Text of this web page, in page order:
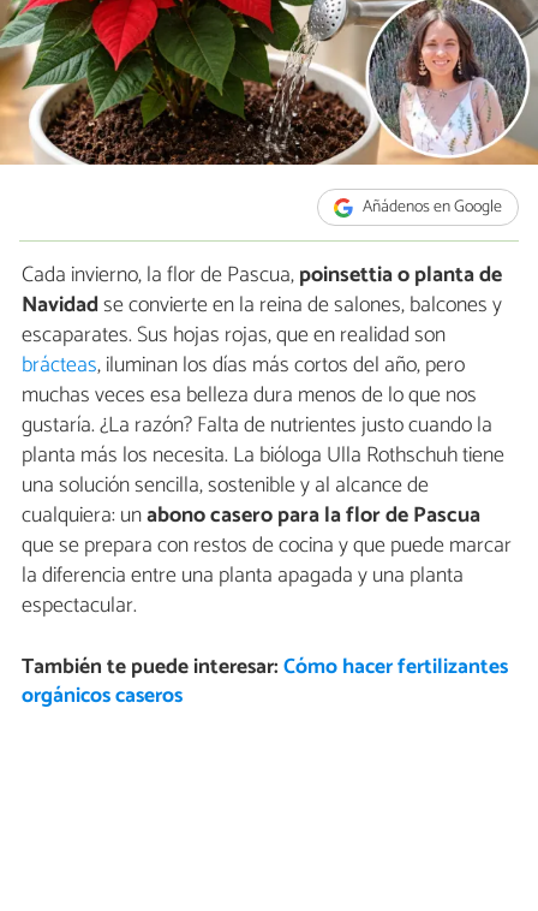
Añádenos en Google
Cada invierno, la flor de Pascua,poinsettia o planta de
Navidadse convierte en la reina de salones, balcones y
escaparates. Sus hojas rojas, que en realidad son
brácteas, iluminan los días más cortos del año, pero
muchas veces esa belleza dura menos de lo que nos
gustaría. ¿La razón? Falta de nutrientes justo cuando la
planta más los necesita. La bióloga Ulla Rothschuh tiene
una solución sencilla, sostenible y al alcance de
cualquiera: unabono casero para la flor de Pascua
que se prepara con restos de cocina y que puede marcar
la diferencia entre una planta apagada y una planta
espectacular.
También te puede interesar:Cómo hacer fertilizantes
orgánicos caseros